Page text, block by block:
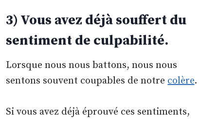
3) Vous avez déjà souffert du
sentiment de culpabilité.
Lorsque nous nous battons, nous nous
sentons souvent coupables de notrecolère.
Si vous avez déjà éprouvé ces sentiments,